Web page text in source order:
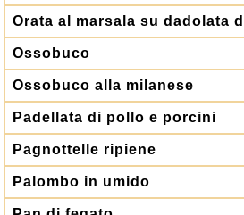
Orata al marsala su dadolata
Ossobuco
Ossobuco alla milanese
Padellata di pollo e porcini
Pagnottelle ripiene
Palombo in umido